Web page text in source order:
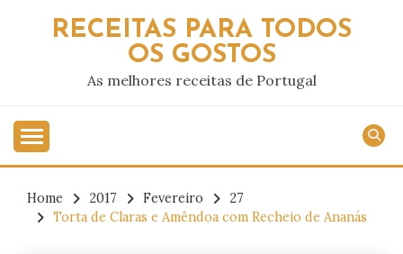
RECEITAS PARA TODOS
OS GOSTOS
As melhores receitas de Portugal
Home 2017 Fevereiro
27
Torta de Claras e Amêndoa com Recheio de Ananás